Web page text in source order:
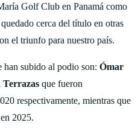
Golf Club en Panamá como
cerca del título en otras
el triunfo para nuestro país.
han subido al podio son: Ómar
que fueron
respectivamente, mientras que
2025.